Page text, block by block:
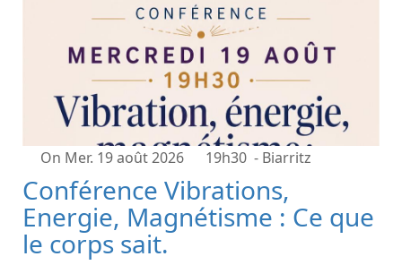
On Mer. 19 août 2026 19h30 - Biarritz
Conférence Vibrations,
Energie, Magnétisme : Ce que
le corps sait.